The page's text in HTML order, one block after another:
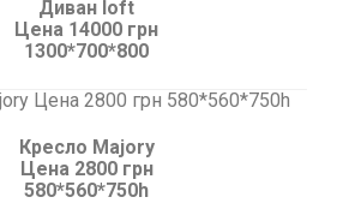
Диван loft
Цена 14000 грн
1300*700*800
Кресло Majory
Цена 2800 грн
580*560*750h